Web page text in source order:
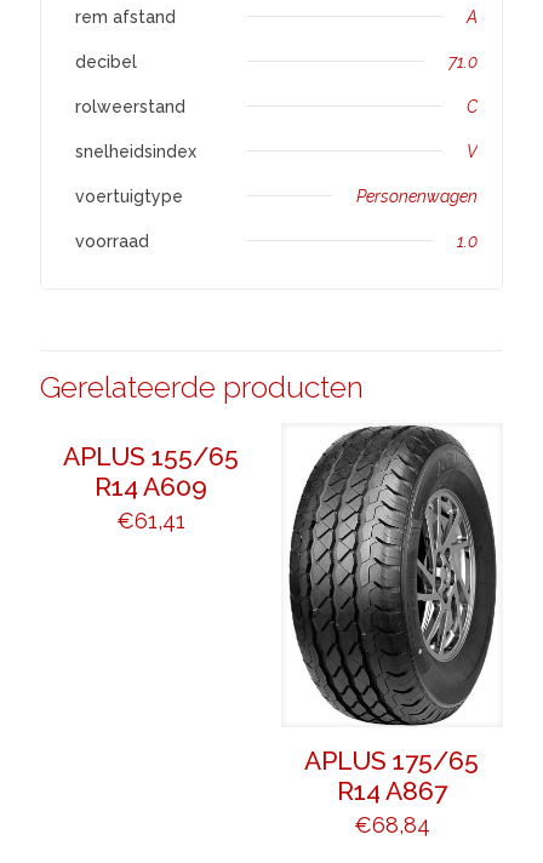
rem afstand A
decibel 71.0
rolweerstand C
snelheidsindex V
voertuigtype Personenwagen
voorraad 1.0
Gerelateerde producten
APLUS 155/65
R14 A609
€61,41
APLUS 175/65
R14 A867
€68,84